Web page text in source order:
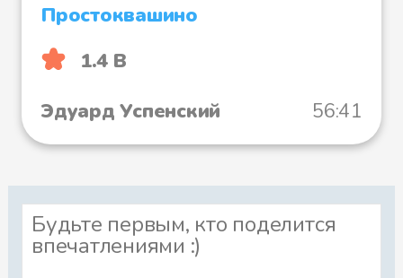
Простоквашино
1.4 B
Эдуард Успенский
56:41